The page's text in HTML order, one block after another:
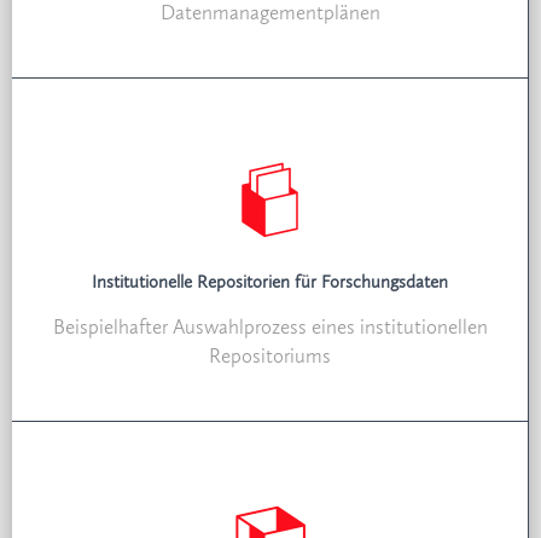
Datenmanagementplänen
Institutionelle Repositorien für Forschungsdaten
Beispielhafter Auswahlprozess eines institutionellen
Repositoriums